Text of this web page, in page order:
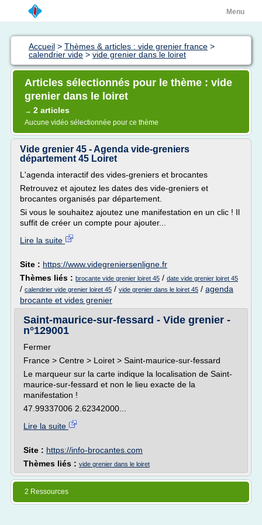
Menu
Accueil > Thèmes & articles : vide grenier france >
calendrier vide > vide grenier dans le loiret
Articles sélectionnés pour le thème : vide
grenier dans le loiret
→ 2 articles
Aucune vidéo sélectionnée pour ce thème
Vide grenier 45 - Agenda vide-greniers
département 45 Loiret
L'agenda interactif des vides-greniers et brocantes
Retrouvez et ajoutez les dates des vide-greniers et
brocantes organisés par département.
Si vous le souhaitez ajoutez une manifestation en un clic ! Il
suffit de créer un compte pour ajouter...
Lire la suite
Site : https://www.videgreniersenligne.fr
Thèmes liés : brocante vide grenier loiret 45 / date vide grenier loiret 45
/ calendrier vide grenier loiret 45 / vide grenier dans le loiret 45 / agenda
brocante et vides grenier
Saint-maurice-sur-fessard - Vide grenier -
n°129001
Fermer
France > Centre > Loiret > Saint-maurice-sur-fessard
Le marqueur sur la carte indique la localisation de Saint-
maurice-sur-fessard et non le lieu exacte de la
manifestation !
47.99337006 2.62342000...
Lire la suite
Site : https://info-brocantes.com
Thèmes liés : vide grenier dans le loiret
2 Ressources